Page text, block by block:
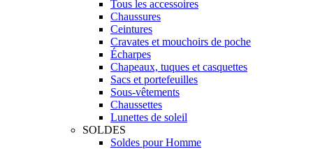
Tous les accessoires
Chaussures
Ceintures
Cravates et mouchoirs de poche
Écharpes
Chapeaux, tuques et casquettes
Sacs et portefeuilles
Sous-vêtements
Chaussettes
Lunettes de soleil
SOLDES
Soldes pour Homme